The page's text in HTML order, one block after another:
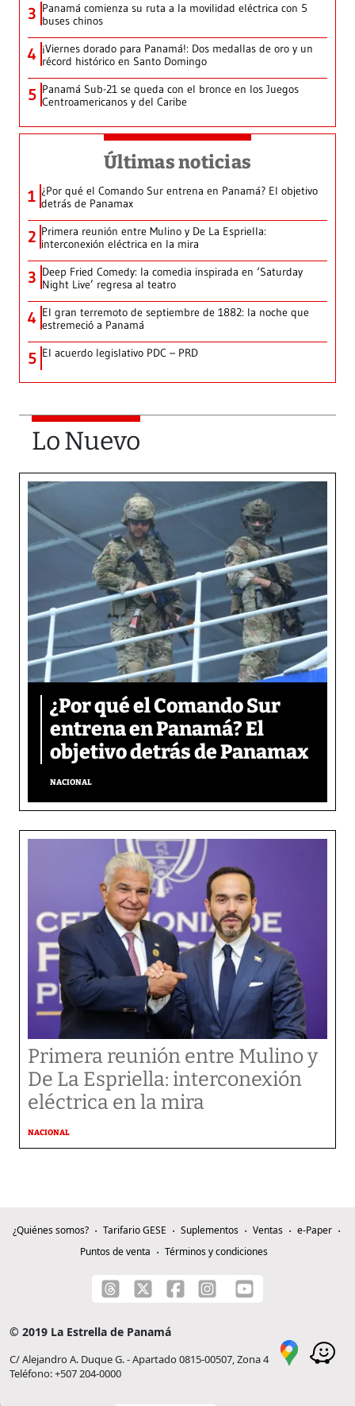
3 Panamá comienza su ruta a la movilidad eléctrica con 5
buses chinos
4 ¡Viernes dorado para Panamá!: Dos medallas de oro y un
récord histórico en Santo Domingo
5 Panamá Sub-21 se queda con el bronce en los Juegos
Centroamericanos y del Caribe
Últimas noticias
1 ¿Por qué el Comando Sur entrena en Panamá? El objetivo
detrás de Panamax
2 Primera reunión entre Mulino y De La Espriella:
interconexión eléctrica en la mira
3 Deep Fried Comedy: la comedia inspirada en ‘Saturday
Night Live’ regresa al teatro
4 El gran terremoto de septiembre de 1882: la noche que
estremeció a Panamá
5 El acuerdo legislativo PDC – PRD
Lo Nuevo
¿Por qué el Comando Sur
entrena en Panamá? El
objetivo detrás de Panamax
NACIONAL
Primera reunión entre Mulino y
De La Espriella: interconexión
eléctrica en la mira
NACIONAL
¿Quiénes somos? Tarifario GESE Suplementos Ventas
e-Paper
Puntos de venta
Términos y condiciones
© 2019 La Estrella de Panamá
C/ Alejandro A. Duque G. - Apartado 0815-00507, Zona 4
Teléfono: +507 204-0000